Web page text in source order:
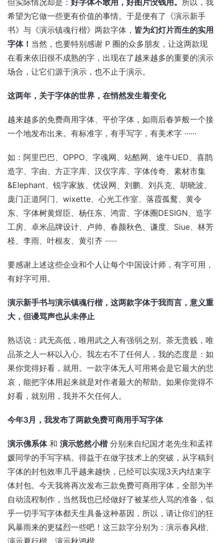
但实际情况却是： 好字体不敢用，好图片没钱用。 所以，我
希望为它做一些更有价值的事情。于是便有了《演示新手
书》与《演示镇魂行楷》两款字体， 皆为幻灯片而生的实用
字体！ 当然，也要特别感谢 P 圈的众多朋友，让这两款现
在看来依旧很不成熟的字，出现在了越来越多的重要的演示
场合，让它们源于演示，也不止于演示。
这两年，关于字体的世界，在悄然发生着变化
越来越多的免费商用字体、平价字体，如雨后春笋般一个接
一个地发布出来。有标准字，有手写字，有美术字 ······
如：阿里巴巴、OPPO、字魂网、站酷网、途牛UED、喜鹊
造字、字由、方正字库、汉仪字库、字体传奇、素材市集
&Elephant、锐字家族、优设网、刘鹏、刘兵克、胡晓波、
庞门正道阿门、wixette、心光工作室、落霞孤鹜、黄令
东、字体树黄煜臣、杨任东、鸿雷、字体圈DESIGN、造字
工房、卓米品牌设计、卢帅、春颜秋色、谦度、Siue、林芳
柽、李雨、叶根友、黄引齐 ······
要感谢上述这些企业和个人让每个中国设计师，有字可用，
有好字可用。
演示新手书与演示镇魂行楷，这两款字体于我而言，意义重
大，但谩骂声也从未停止
熟话说：武无高低，唯用武之人有强弱之别。茶无贵贱，唯
品茶之人一杯以入心。我左右不了任何人，我的态度是：如
果你觉得好看，就用。一款字体无人可用将会是它最大的悲
哀，能把字体用起来就是对作者最大的帮助。如果你觉得不
好看，就别用，我并不欠任何人。
今年3月，我发布了两款免费可商用手写字体
演示佛系体和 演示悠然小楷分别来自纪国才老先生和孟祥
媛同学的手写字稿。得益于在做字技术上的突破，从字稿到
字体的封包效率几乎越来越快，已经可以实现3天内结束字
体封包。今天我将再次发布三款免费可商用字体，全部为半
自动流程制作，当然我也已经做好了被某些人骂的准备，似
乎一切手写字体都天生具备这种基因，所以，请让你们的狂
风暴雨来的更猛烈一些吧！这三款字分别为：演示春风楷、
演示夏行楷、演示秋鸿楷。